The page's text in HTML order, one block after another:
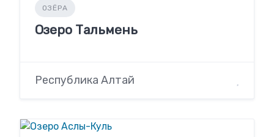
ОЗЁРА
Озеро Тальмень
Республика Алтай